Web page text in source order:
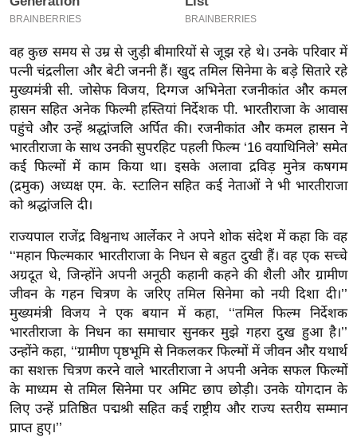
2
क्रा
इ
म
ई
-
पे
प
र
मि
सा
ल
बे
मि
सा
ल
श
ख्सि
वह कुछ समय से उम्र से जुड़ी बीमारियों से जूझ रहे थे। उनके परिवार में
पत्नी चंद्रलीला और बेटी जननी हैं। खुद तमिल सिनेमा के बड़े सितारे रहे
मुख्यमंत्री सी. जोसेफ विजय, दिग्गज अभिनेता रजनीकांत और कमल
हासन सहित अनेक फिल्मी हस्तियां निर्देशक पी. भारतीराजा के आवास
पहुंचे और उन्हें श्रद्धांजलि अर्पित की। रजनीकांत और कमल हासन ने
भारतीराजा के साथ उनकी सुपरहिट पहली फिल्म ‘16 वयाथिनिले’ समेत
कई फिल्मों में काम किया था। इसके अलावा द्रविड़ मुनेत्र कषगम
(द्रमुक) अध्यक्ष एम. के. स्टालिन सहित कई नेताओं ने भी भारतीराजा
को श्रद्धांजलि दी।
राज्यपाल राजेंद्र विश्वनाथ आर्लेकर ने अपने शोक संदेश में कहा कि वह
‘‘महान फिल्मकार भारतीराजा के निधन से बहुत दुखी हैं। वह एक सच्चे
अग्रदूत थे, जिन्होंने अपनी अनूठी कहानी कहने की शैली और ग्रामीण
जीवन के गहन चित्रण के जरिए तमिल सिनेमा को नयी दिशा दी।’’
मुख्यमंत्री विजय ने एक बयान में कहा, ‘‘तमिल फिल्म निर्देशक
भारतीराजा के निधन का समाचार सुनकर मुझे गहरा दुख हुआ है।’’
उन्होंने कहा, ‘‘ग्रामीण पृष्ठभूमि से निकलकर फिल्मों में जीवन और यथार्थ
का सशक्त चित्रण करने वाले भारतीराजा ने अपनी अनेक सफल फिल्मों
के माध्यम से तमिल सिनेमा पर अमिट छाप छोड़ी। उनके योगदान के
लिए उन्हें प्रतिष्ठित पद्मश्री सहित कई राष्ट्रीय और राज्य स्तरीय सम्मान
प्राप्त हुए।’’